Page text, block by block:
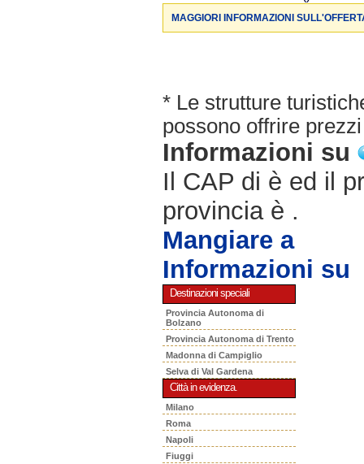
MAGGIORI INFORMAZIONI
* Le strutture
possono offrire
Informazioni su
Il CAP di è ed il
provincia è .
Mangiare a
Informazioni su
Destinazioni speciali
Provincia Autonoma di
Bolzano
Provincia Autonoma di Trento
Madonna di Campiglio
Selva di Val Gardena
Città in evidenza.
Milano
Roma
Napoli
Fiuggi